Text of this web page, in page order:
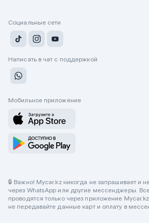
Социальные сети
Написать в чат с поддержкой
Мобильное приложение
🔒 Важно! Mycar.kz никогда не запрашивает и
через WhatsApp или другие мессенджеры.
проводятся только через приложение
не передавайте данные карт и оплату в